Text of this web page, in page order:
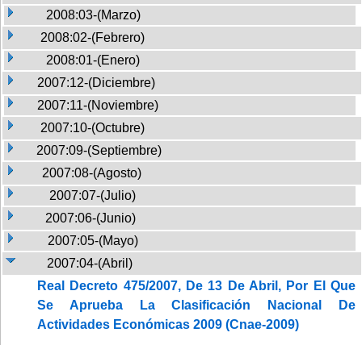
2008:03-(Marzo)
2008:02-(Febrero)
2008:01-(Enero)
2007:12-(Diciembre)
2007:11-(Noviembre)
2007:10-(Octubre)
2007:09-(Septiembre)
2007:08-(Agosto)
2007:07-(Julio)
2007:06-(Junio)
2007:05-(Mayo)
2007:04-(Abril)
Real Decreto 475/2007, De 13 De Abril, Por El Que
Se Aprueba La Clasificación Nacional De
Actividades Económicas 2009 (Cnae-2009)